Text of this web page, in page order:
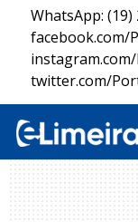
WhatsApp: (19)
facebook.com/
twitter.com/